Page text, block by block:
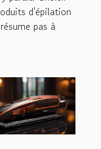
d'épilation
pas à